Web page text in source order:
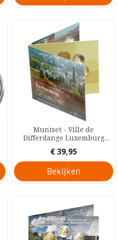
Muntset - Ville de
Differdange Luxemburg
Prijs
€ 39,95
Bekijken